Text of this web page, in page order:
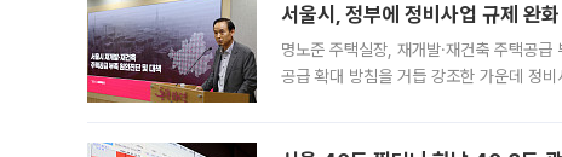
서울시, 정부에 정비사업 규제 완
명노준 주택실장, 재개발·재건축 주택공
공급 확대 방침을 거듭 강조한 가운데 정